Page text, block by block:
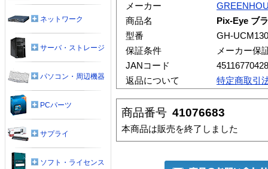
メーカー
商品名
Pix-Eye ブ
型番
GH-
保証条件
メーカー保
JANコード
返品について
特定商取引
商品番号 41076683
本商品は販売を終了しました
ネットワーク
サーバ・ストレージ
パソコン・周辺機器
PCパーツ
サプライ
ソフト・ライセンス